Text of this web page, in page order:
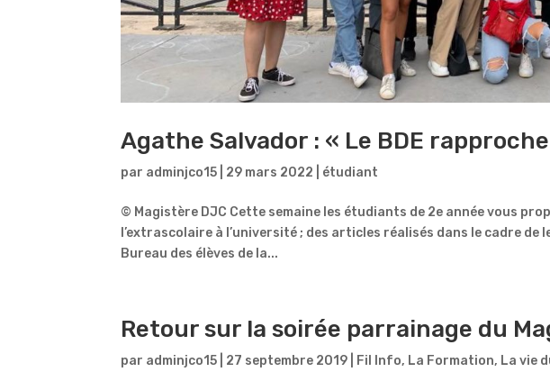
Agathe Salvador : « Le BDE
par adminjco15 29 mars 2022 étudiant
© Magistère DJC Cette semaine les étudiants de 2e année vous
l’extrascolaire à l’université ; des articles réalisés dans le cadre
Bureau des élèves de la...
Retour sur la soirée parrainage du
par adminjco15 27 septembre 2019 Fil Info, La Formation, La vie